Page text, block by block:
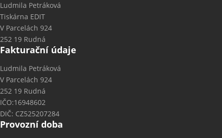
Ludmila Petráková
Tiskárna EDIT
V Parcelách 924
252 19 Rudná
Fakturační údaje
Ludmila Petráková
V Parcelách 924
252 19 Rudná
IČO:16948602
DIČ: CZ525207284
Provozní doba